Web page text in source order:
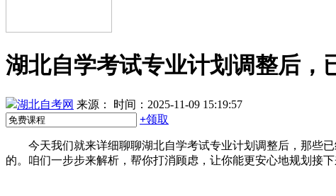
湖北自学考试专业计划调整后，
湖北自考网 来源：
时间：2025-11-09 15:19:57
+领取
今天我们就来详细聊聊湖北自学考试专业计划调整后，那些已
的。咱们一步步来解析，帮你打消顾虑，让你能更安心地规划接